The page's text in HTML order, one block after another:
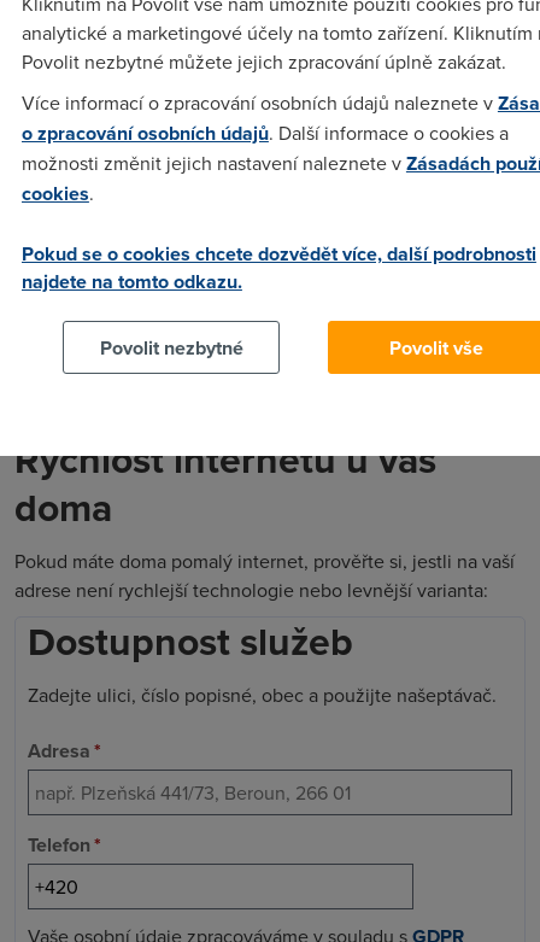
Standardní
cena
Akční
cena
Standardní
cena
Akční
cena
Standardní
cena
20
399 Kč
299
Kč
399 Kč
199
399 Kč
50
Mb/s
100
Mb/s
599 Kč
Kč
799 Kč
479
699 Kč
499
799 Kč
Rychlost internetu u vás
doma
Pokud máte doma pomalý internet, prověřte si, jestli na vaší
adrese není rychlejší technologie nebo levnější varianta:
Dostupnost služeb
Zadejte ulici, číslo popisné, obec a použijte našeptávač.
Adresa*
Telefon*
Vaše osobní údaje zpracováváme v souladu sGDPR
analytické a marketingové účely na tomto zařízení. Kliknutím
Povolit nezbytné můžete jejich zpracování úplně zakázat.
Více informací o zpracování osobních údajů naleznete v
o zpracování osobních údajů. Další informace o cookies a
možnosti změnit jejich nastavení naleznete vZásadách
cookies.
Pokud se o cookies chcete dozvědět více, další podrobnosti
najdete na tomto odkazu.
Povolit nezbytné Povolit vše